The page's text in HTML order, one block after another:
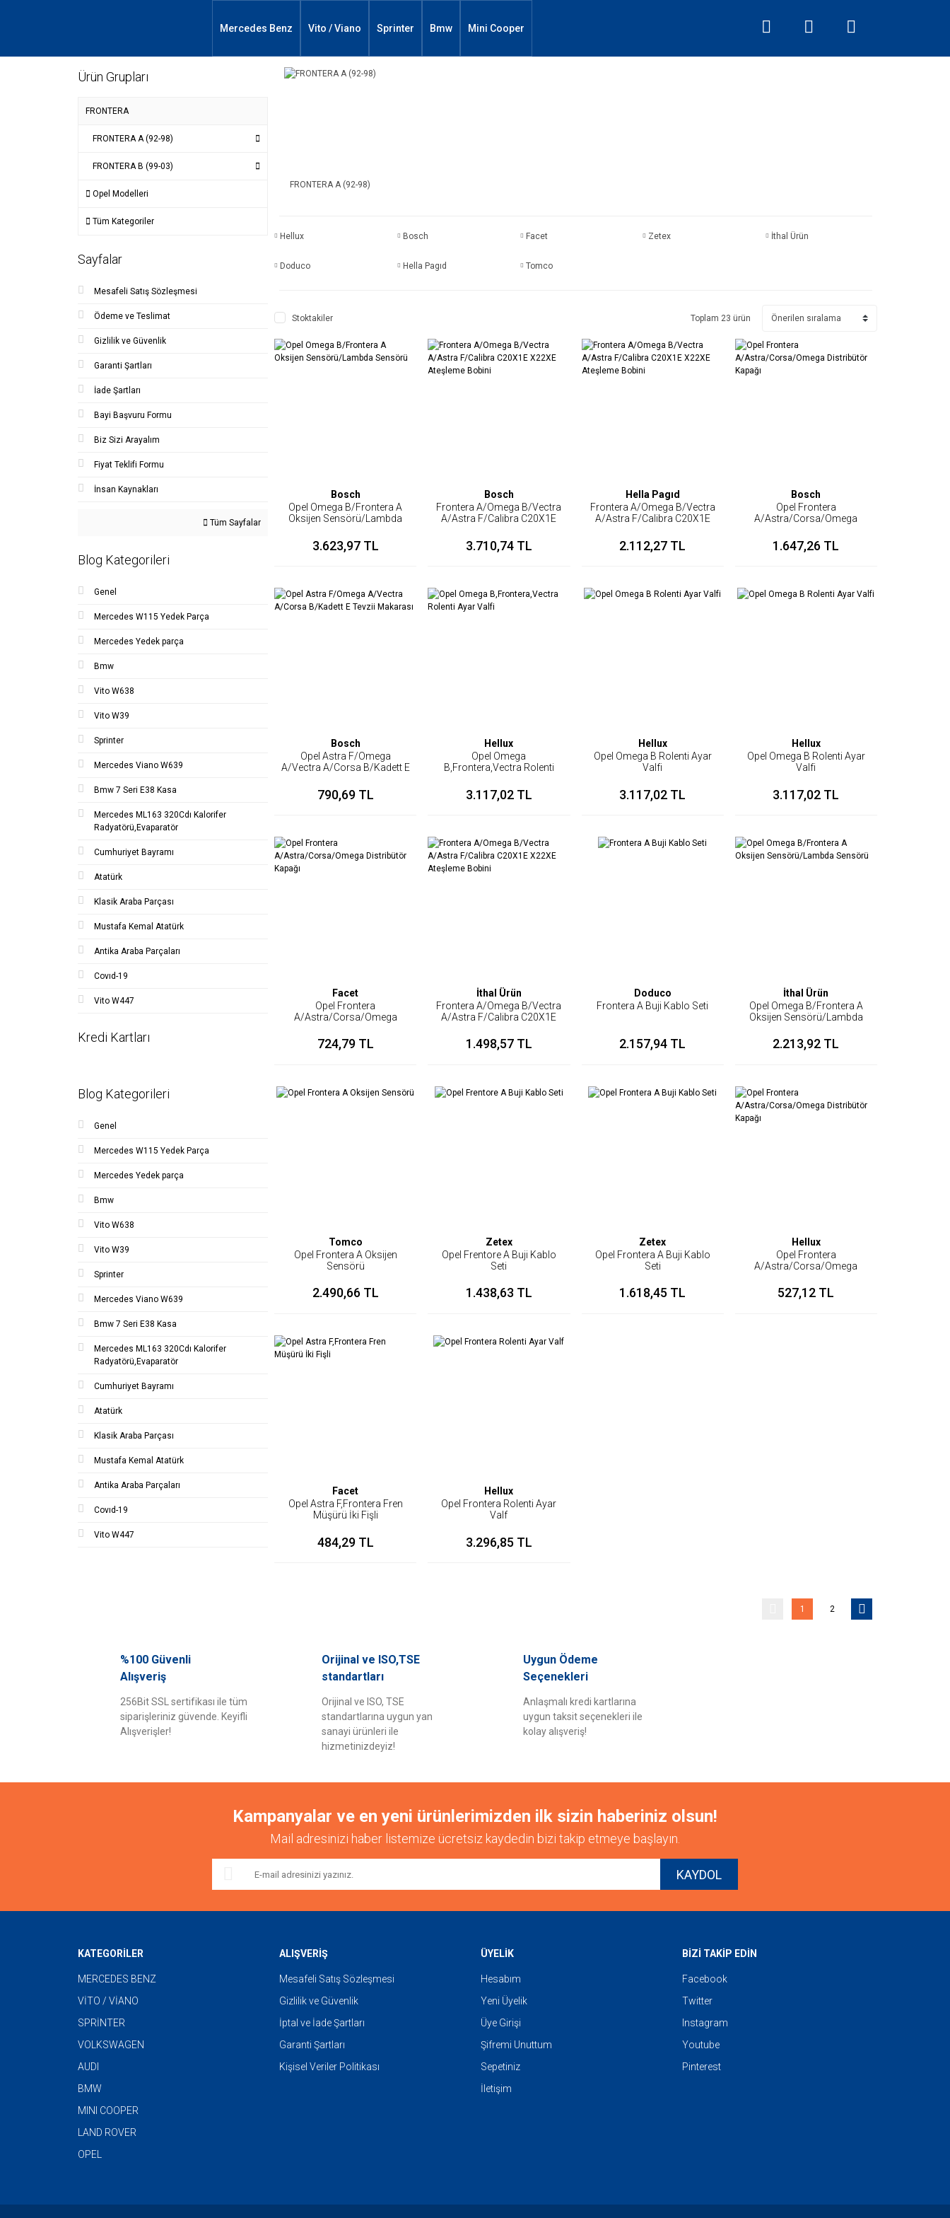
Mercedes Benz Vito / Viano Sprinter Bmw Mini Cooper
Ürün Grupları
FRONTERA
FRONTERA A (92-98)
FRONTERA B (99-03)
Opel Modelleri
Tüm Kategoriler
Sayfalar
Mesafeli Satış Sözleşmesi
Ödeme ve Teslimat
Gizlilik ve Güvenlik
Garanti Şartları
İade Şartları
Bayi Başvuru Formu
Biz Sizi Arayalım
Fiyat Teklifi Formu
İnsan Kaynakları
Tüm Sayfalar
Blog Kategorileri
Genel
Mercedes W115 Yedek Parça
Mercedes Yedek parça
Bmw
Vito W638
Vito W39
Sprinter
Mercedes Viano W639
Bmw 7 Seri E38 Kasa
Mercedes ML163 320Cdı Kalorifer
Radyatörü,Evaparatör
Cumhuriyet Bayramı
Atatürk
Klasik Araba Parçası
Mustafa Kemal Atatürk
Antika Araba Parçaları
Covıd-19
Vito W447
Kredi Kartları
Blog Kategorileri
Genel
Mercedes W115 Yedek Parça
Mercedes Yedek parça
Bmw
Vito W638
Vito W39
Sprinter
Mercedes Viano W639
Bmw 7 Seri E38 Kasa
Mercedes ML163 320Cdı Kalorifer
Radyatörü,Evaparatör
Cumhuriyet Bayramı
Atatürk
Klasik Araba Parçası
Mustafa Kemal Atatürk
Antika Araba Parçaları
Covıd-19
Vito W447
FRONTERA A (92-98)
Hellux Bosch Facet Zetex İthal Ürün
Doduco Hella Pagıd Tomco
Stoktakiler Toplam 23 ürün
Bosch
Opel Omega B/Frontera A
Oksijen Sensörü/Lambda
3.623,97 TL
Bosch
Frontera A/Omega B/Vectra
A/Astra F/Calibra C20X1E
3.710,74 TL
Hella Pagıd
Frontera A/Omega B/Vectra
A/Astra F/Calibra C20X1E
2.112,27 TL
Bosch
Opel Frontera
A/Astra/Corsa/Omega
1.647,26 TL
Bosch
Opel Astra F/Omega
A/Vectra A/Corsa B/Kadett E
790,69 TL
Hellux
Opel Omega
B,Frontera,Vectra Rolenti
3.117,02 TL
Hellux
Opel Omega B Rolenti Ayar
Valfi
3.117,02 TL
Hellux
Opel Omega B Rolenti Ayar
Valfi
3.117,02 TL
Facet
Opel Frontera
A/Astra/Corsa/Omega
724,79 TL
İthal Ürün
Frontera A/Omega B/Vectra
A/Astra F/Calibra C20X1E
1.498,57 TL
Doduco
Frontera A Buji Kablo Seti
2.157,94 TL
İthal Ürün
Opel Omega B/Frontera A
Oksijen Sensörü/Lambda
2.213,92 TL
Tomco
Opel Frontera A Oksijen
Sensörü
2.490,66 TL
Zetex
Opel Frentore A Buji Kablo
Seti
1.438,63 TL
Zetex
Opel Frontera A Buji Kablo
Seti
1.618,45 TL
Hellux
Opel Frontera
A/Astra/Corsa/Omega
527,12 TL
Facet
Opel Astra F,Frontera Fren
Müşürü İki Fişli
484,29 TL
Hellux
Opel Frontera Rolenti Ayar
Valf
3.296,85 TL
1 2
%100 Güvenli
Alışveriş
256Bit SSL sertifikası ile tüm
siparişleriniz güvende. Keyifli
Alışverişler!
Orijinal ve ISO,TSE
standartları
Orijinal ve ISO, TSE
standartlarına uygun yan
sanayi ürünleri ile
hizmetinizdeyiz!
Uygun Ödeme
Seçenekleri
Anlaşmalı kredi kartlarına
uygun taksit seçenekleri ile
kolay alışveriş!
Kampanyalar ve en yeni ürünlerimizden ilk sizin haberiniz olsun!
Mail adresinizi haber listemize ücretsiz kaydedin bizi takip etmeye başlayın.
KAYDOL
KATEGORİLER
MERCEDES BENZ
VİTO / VİANO
SPRİNTER
VOLKSWAGEN
AUDI
BMW
MINI COOPER
LAND ROVER
OPEL
ALIŞVERİŞ
Mesafeli Satış Sözleşmesi
Gizlilik ve Güvenlik
İptal ve İade Şartları
Garanti Şartları
Kişisel Veriler Politikası
ÜYELİK
Hesabım
Yeni Üyelik
Üye Girişi
Şifremi Unuttum
Sepetiniz
İletişim
BİZİ TAKİP EDİN
Facebook
Twitter
Instagram
Youtube
Pinterest